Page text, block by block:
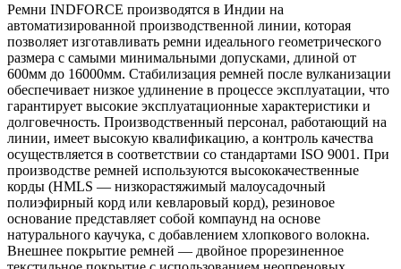
Ремни INDFORCE производятся в Индии на
автоматизированной производственной линии, которая
позволяет изготавливать ремни идеального геометрического
размера с самыми минимальными допусками, длиной от
600мм до 16000мм. Стабилизация ремней после вулканизации
обеспечивает низкое удлинение в процессе эксплуатации, что
гарантирует высокие эксплуатационные характеристики и
долговечность. Производственный персонал, работающий на
линии, имеет высокую квалификацию, а контроль качества
осуществляется в соответствии со стандартами ISO 9001. При
производстве ремней используются высококачественные
корды (HMLS — низкорастяжимый малоусадочный
полиэфирный корд или кевларовый корд), резиновое
основание представляет собой компаунд на основе
натурального каучука, с добавлением хлопкового волокна.
Внешнее покрытие ремней — двойное прорезиненное